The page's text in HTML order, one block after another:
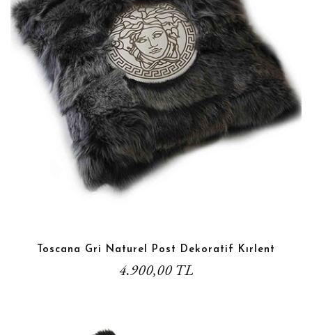
Toscana Gri Naturel Post Dekoratif Kırlent
4.900,00 TL